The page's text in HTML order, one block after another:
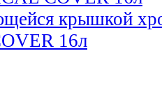
крышкой
16л